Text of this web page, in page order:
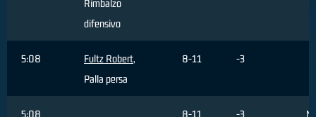
Rimbalzo
difensivo
5:08 Fultz Robert,
Palla persa
8-11 -3
5:08 8-11 -3